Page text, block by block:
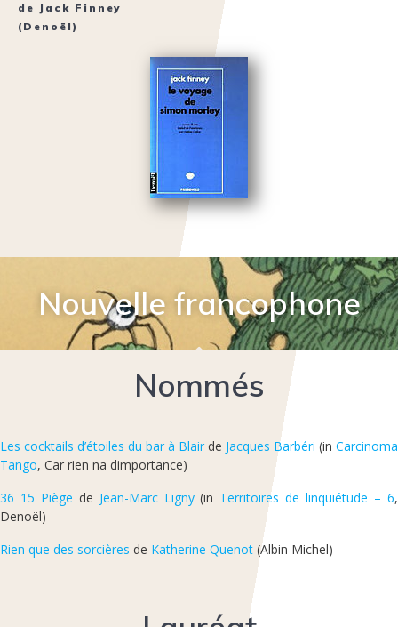
de Jack Finney
(Denoël)
Nouvelle francophone
Nommés
Les cocktails d’étoiles du bar à Blair de Jacques Barbéri (in Carcinoma
Tango, Car rien na dimportance)
36 15 Piège de Jean-Marc Ligny(in Territoires de linquiétude – 6,
Denoël)
Rien que des sorcières de Katherine Quenot (Albin Michel)